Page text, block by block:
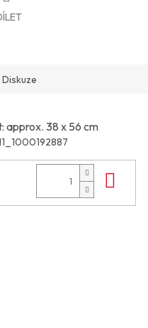
Diskuze
approx. 38 x 56 cm